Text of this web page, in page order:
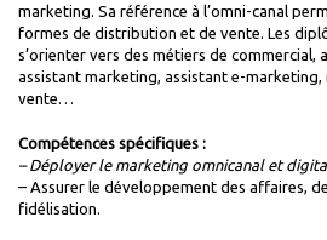
marketing. Sa référence à l’omni-canal
formes de distribution et de vente. Les
s’orienter vers des métiers de commercial,
assistant marketing, assistant e-
vente…
Compétences spécifiques :
– Déployer le marketing omnicanal et
– Assurer le développement des affaires,
fidélisation.